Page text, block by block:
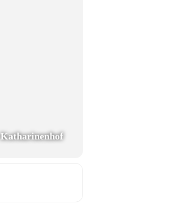
Katharinenhof